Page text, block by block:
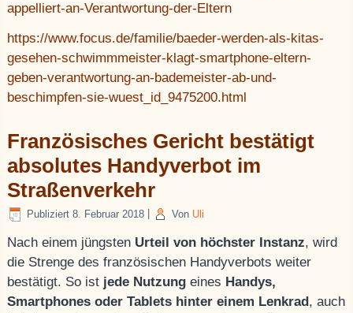
appelliert-an-Verantwortung-der-Eltern
https://www.focus.de/familie/baeder-werden-als-kitas-
gesehen-schwimmmeister-klagt-smartphone-eltern-
geben-verantwortung-an-bademeister-ab-und-
beschimpfen-sie-wuest_id_9475200.html
Französisches Gericht bestätigt
absolutes Handyverbot im
Straßenverkehr
Publiziert 8. Februar 2018 Von Uli
Nach einem jüngsten Urteil von höchster Instanz, wird
die Strenge des französischen Handyverbots weiter
bestätigt. So ist jede Nutzung eines Handys,
Smartphones oder Tablets hinter einem Lenkrad , auch